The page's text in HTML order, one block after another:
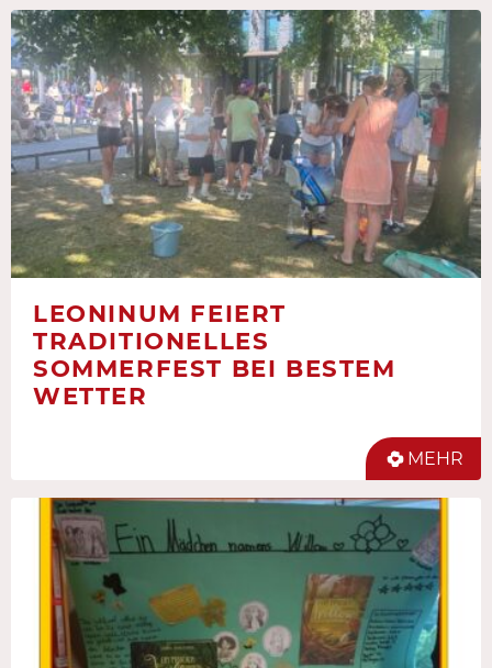
LEONINUM FEIERT
TRADITIONELLES
SOMMERFEST BEI BESTEM
WETTER
MEHR